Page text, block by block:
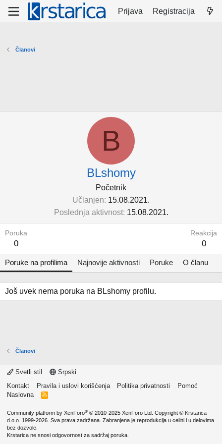
Prijava Registracija
Članovi
B
BLshomy
Početnik
Učlanjen 15.08.2021.
Poslednja aktivnost 15.08.2021.
Poruka
0
Reakcija
0
Poruke na profilima Najnovije aktivnosti Poruke O članu
Još uvek nema poruka na BLshomy profilu.
Članovi
Svetli stil
Srpski
Kontakt
Pravila i uslovi korišćenja Politika privatnosti
Pomoć
Naslovna
R
Community platform by XenForo® © 2010-2025 XenForo Ltd. Copyright © Krstarica
d.o.o. 1999-2026. Sva prava zadržana. Zabranjena je reprodukcija u celini i u delovima
bez dozvole.
Krstarica ne snosi odgovornost za sadržaj poruka.